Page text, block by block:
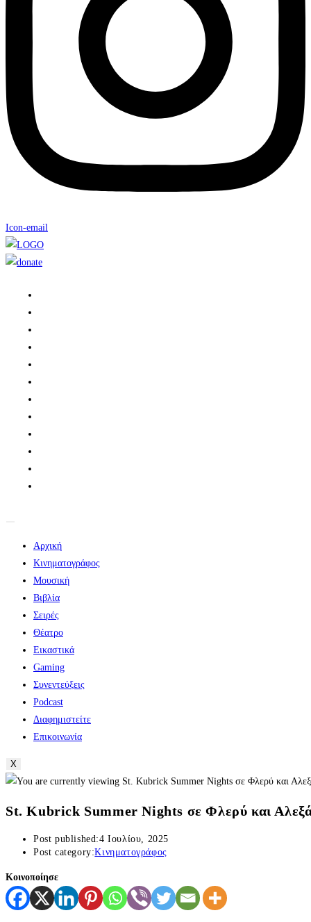
Icon-email
Αρχική
Κινηματογράφος
Μουσική
Βιβλία
Σειρές
Θέατρο
Εικαστικά
Gaming
Συνεντεύξεις
Podcast
Διαφημιστείτε
Επικοινωνία
X
St. Kubrick Summer Nights σε Φλερύ και
Post published:4 Ιουλίου, 2025
Post category:Κινηματογράφος
Κοινοποίησε